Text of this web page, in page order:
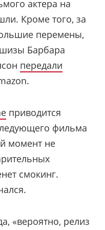
актера на
Кроме того, за
перемены,
Барбара
передали
приводится
фильма
момент не
смокинг.
«вероятно, релиз